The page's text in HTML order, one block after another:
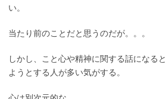
い。
当たり前のことだと思うのだが。。。
しかし、こと心や精神に関する話になる
ようとする人が多い気がする。